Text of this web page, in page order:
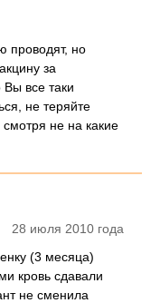
проводят, но
за
Вы все таки
не теряйте
не на какие
28 июля 2010 года
(3 месяца)
кровь сдавали
не сменила